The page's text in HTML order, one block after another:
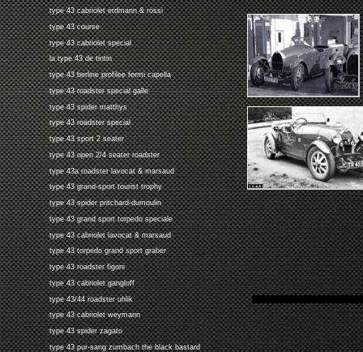
type 43 cabriolet erdmann & rossi
type 43 course
type 43 cabriolet special
la type 43 de tintin
type 43 berline profilee fermi capella
type 43 roadster special galle
type 43 spider matthys
type 43 roadster special
type 43 sport 2 seater
type 43 open 2/4 seater roadster
type 43a roadster lavocat & marsaud
type 43 grand-sport tourist trophy
type 43 spider pritchard-dumoulin
type 43 grand sport torpedo speciale
type 43 cabriolet lavocat & marsaud
type 43 torpedo grand sport graber
type 43 roadster figoni
type 43 cabriolet gangloff
type 43/44 roadster uhlik
type 43 cabriolet weymann
type 43 spider zagato
type 43 pur-sang zumbach the black bastard